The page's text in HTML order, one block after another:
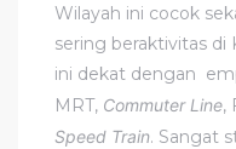
Wilayah ini cocok
sering beraktivitas di
ini dekat dengan
MRT, Commuter Line,
Speed Train. Sangat